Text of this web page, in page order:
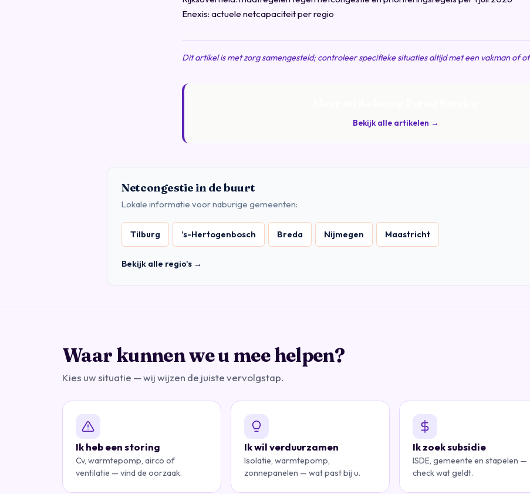
Enexis: actuele netcapaciteit per regio
Dit artikel is met zorg samengesteld; controleer specifieke situaties altijd met een vakman of
Bekijk alle artikelen →
Netcongestie in de buurt
Lokale informatie voor naburige gemeenten:
Tilburg ’s-Hertogenbosch Breda Nijmegen Maastricht
Bekijk alle regio's →
Waar kunnen we u mee helpen?
Kies uw situatie — wij wijzen de juiste vervolgstap.
Ik heb een storing
Cv, warmtepomp, airco of
ventilatie — vind de oorzaak.
Ik wil verduurzamen
Isolatie, warmtepomp,
zonnepanelen — wat past bij u.
Ik zoek subsidie
ISDE, gemeente en stapelen —
check wat geldt.